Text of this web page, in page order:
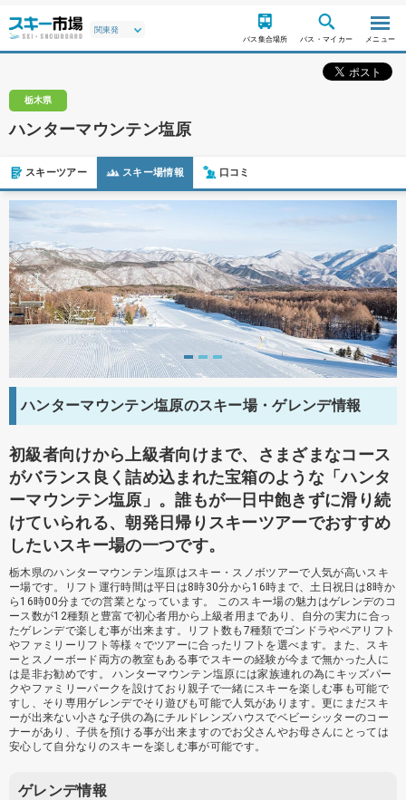
バス集合場所 バス・マイカー メニュー
栃木県
ハンターマウンテン塩原
スキーツアー スキー場情報 口コミ
ハンターマウンテン塩原のスキー場・ゲレンデ情報
初級者向けから上級者向けまで、さまざまなコース
がバランス良く詰め込まれた宝箱のような「ハンタ
ーマウンテン塩原」。誰もが一日中飽きずに滑り続
けていられる、朝発日帰りスキーツアーでおすすめ
したいスキー場の一つです。
栃木県のハンターマウンテン塩原はスキー・スノボツアーで人気が高いスキ
ー場です。リフト運行時間は平日は8時30分から16時まで、土日祝日は8時か
ら16時00分までの営業となっています。 このスキー場の魅力はゲレンデのコ
ース数が12種類と豊富で初心者用から上級者用まであり、自分の実力に合っ
たゲレンデで楽しむ事が出来ます。リフト数も7種類でゴンドラやペアリフト
やファミリーリフト等様々でツアーに合ったリフトを選べます。また、スキ
ーとスノーボード両方の教室もある事でスキーの経験が今まで無かった人に
は是非お勧めです。 ハンターマウンテン塩原には家族連れの為にキッズパー
クやファミリーパークを設けており親子で一緒にスキーを楽しむ事も可能で
すし、そり専用ゲレンデでそり遊びも可能で人気があります。更にまだスキ
ーが出来ない小さな子供の為にチルドレンズハウスでベビーシッターのコー
ナーがあり、子供を預ける事が出来ますのでお父さんやお母さんにとっては
安心して自分なりのスキーを楽しむ事が可能です。
ゲレンデ情報